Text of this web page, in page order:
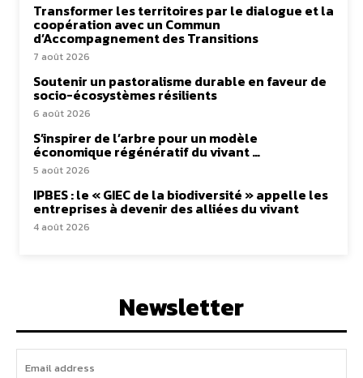
Transformer les territoires par le dialogue et la
coopération avec un Commun
d’Accompagnement des Transitions
7 août 2026
Soutenir un pastoralisme durable en faveur de
socio-écosystèmes résilients
6 août 2026
S’inspirer de l’arbre pour un modèle
économique régénératif du vivant …
5 août 2026
IPBES : le « GIEC de la biodiversité » appelle les
entreprises à devenir des alliées du vivant
4 août 2026
Newsletter